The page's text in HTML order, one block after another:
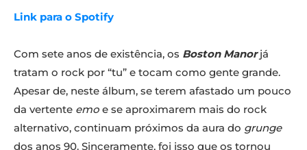
Link para o Spotify
Com sete anos de existência, os Boston Manorjá
tratam o rock por “tu” e tocam como gente grande.
Apesar de, neste álbum, se terem afastado um pouco
da vertente emo e se aproximarem mais do rock
alternativo, continuam próximos da aura do grunge
dos anos 90. Sinceramente, foi isso que os tornou